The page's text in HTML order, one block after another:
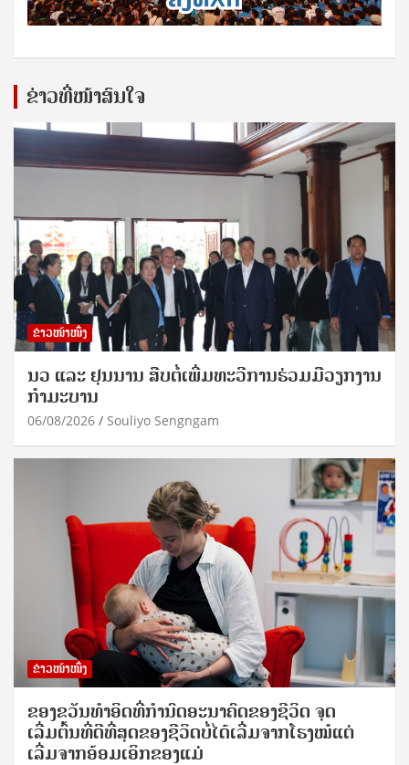
ຂ່າວທີ່ໜ້າສົນໃຈ
ຂ່າວໜ້າໜຶ່ງ
ນວ ແລະ ຢຸນນານ ສືບຕໍ່ເພີ່ມທະວີການຮ່ວມມືວຽກງານ
ກຳມະບານ
06/08/2026 Souliyo Sengngam
ຂ່າວໜ້າໜຶ່ງ
ຂອງຂວັນທໍາອິດທີ່ກໍານົດອະນາຄົດຂອງຊີວິດ ຈຸດ
ເລີ່ມຕົ້ນທີ່ດີທີ່ສຸດຂອງຊີວິດບໍ່ໄດ້ເລີ່ມຈາກໂຮງໝໍແຕ່
ເລີ່ມຈາກອ້ອມເອິກຂອງແມ່